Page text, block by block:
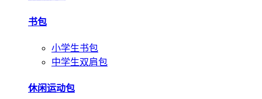
书包
小学生书包
中学生双肩包
休闲运动包